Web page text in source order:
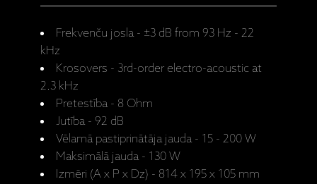
Frekvenču josla - ±3 dB from 93 Hz - 22
kHz
Krosovers - 3rd-order electro-acoustic at
2.3 kHz
Pretestība - 8 Ohm
Jutība - 92 dB
Vēlamā pastiprinātāja jauda - 15 - 200 W
Maksimālā jauda - 130 W
Izmēri (A x P x Dz) - 814 x 195 x 105 mm